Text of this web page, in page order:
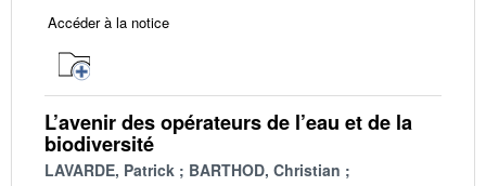
Accéder à la notice
L’avenir des opérateurs de l’eau et de la
biodiversité
LAVARDE, Patrick
BARTHOD, Christian